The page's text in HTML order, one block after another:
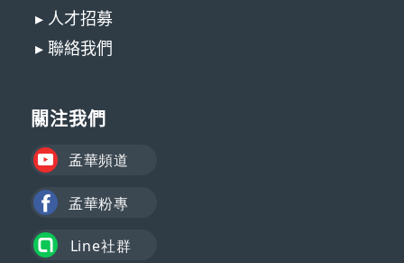
▸ 人才招募
▸ 聯絡我們
關注我們